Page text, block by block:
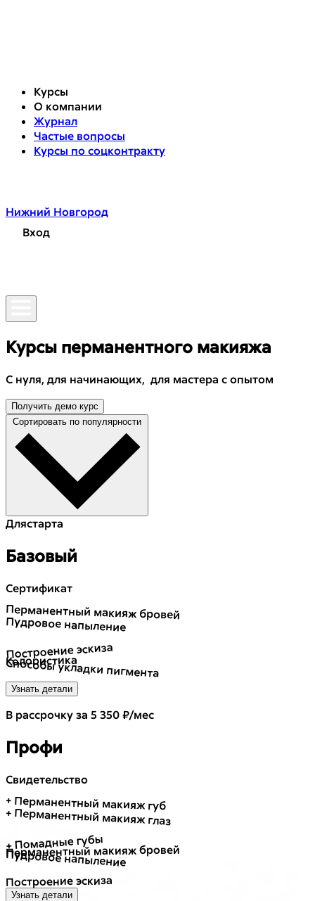
Курсы
О компании
Журнал
Частые вопросы
Курсы по соцконтракту
Нижний Новгород
Вход
Курсы перманентного макияжа
С нуля, для начинающих, для мастера с опытом
Получить демо курс
Длястарта
Базовый
Сертификат
Перманентный макияж бровей
Пудровое напыление
Построение эскиза
Колористика
Способы укладки пигмента
Узнать детали
В рассрочку за 5 350 ₽/мес
Профи
Свидетельство
+ Перманентный макияж губ
+ Перманентный макияж глаз
+ Помадные губы
Перманентный макияж бровей
Пудровое напыление
Построение эскиза
Узнать детали